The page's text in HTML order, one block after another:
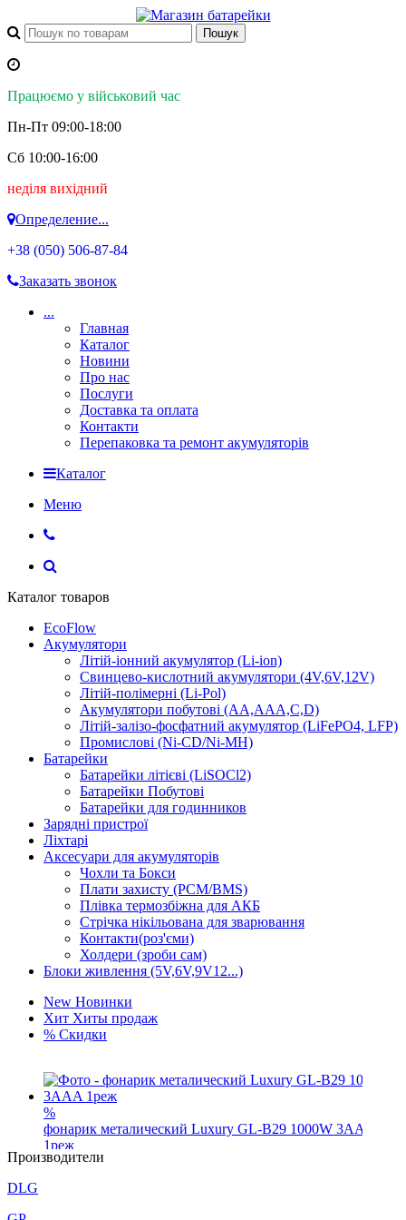
Працюємо у військовий час
Пн-Пт 09:00-18:00
Сб 10:00-16:00
неділя вихідний
Определение...
+38 (050) 506-87-84
Заказать звонок
...
Главная
Каталог
Новини
Про нас
Послуги
Доставка та оплата
Контакти
Перепаковка та ремонт акумуляторів
Каталог
Меню
Каталог товаров
EcoFlow
Акумулятори
Літій-іонний акумулятор (Li-ion)
Свинцево-кислотний акумулятори (4V,6V,12V)
Літій-полімерні (Li-Pol)
Акумулятори побутові (AA,AAA,C,D)
Літій-залізо-фосфатний акумулятор (LiFePO4, LFP)
Промислові (Ni-CD/Ni-MH)
Батарейки
Батарейки літієві (LiSOCl2)
Батарейки Побутові
Батарейки для годинников
Зарядні пристрої
Ліхтарі
Аксесуари для акумуляторів
Чохли та Бокси
Плати захисту (PCM/BMS)
Плівка термозбіжна для АКБ
Стрічка нікільована для зварювання
Контакти(роз'єми)
Холдери (зроби сам)
Блоки живлення (5V,6V,9V12...)
New Новинки
Хит Хиты продаж
% Скидки
%
фонарик металический Luxury GL-B29 1000W 3AAA
1реж
65грн.
Производители